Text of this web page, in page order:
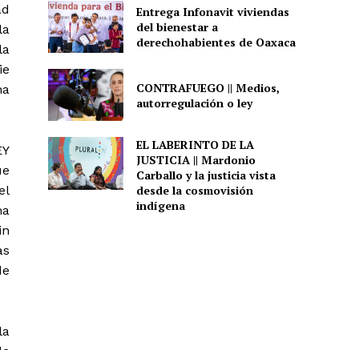
Entrega Infonavit viviendas
del bienestar a
derechohabientes de Oaxaca
CONTRAFUEGO || Medios,
autorregulación o ley
EL LABERINTO DE LA
JUSTICIA || Mardonio
Carballo y la justicia vista
desde la cosmovisión
indígena